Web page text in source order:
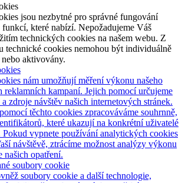
jsou nezbytné pro správné fungování
funkcí, které nabízí. Nepožadujeme Váš
technických cookies na našem webu. Z
technické cookies nemohou být individuálně
aktivovány.
nám umožňují měření výkonu našeho
reklamních kampaní. Jejich pomocí určujeme
zdroje návštěv našich internetových stránek.
těchto cookies zpracováváme souhrnně,
které ukazují na konkrétní uživatelé
Pokud vypnete používání analytických cookies
návštěvě, ztrácíme možnost analýzy výkonu
našich opatření.
soubory cookie
soubory cookie a další technologie,